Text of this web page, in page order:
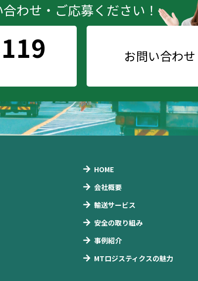
わせ・ご応募ください！
お問い合わせ
HOME
会社概要
輸送サービス
安全の取り組み
事例紹介
MTロジスティクスの魅力